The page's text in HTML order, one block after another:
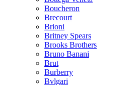
Boucheron
Brecourt
Brioni
Britney Spears
Brooks Brothers
Bruno Banani
Brut
Burberry
Bvlgari